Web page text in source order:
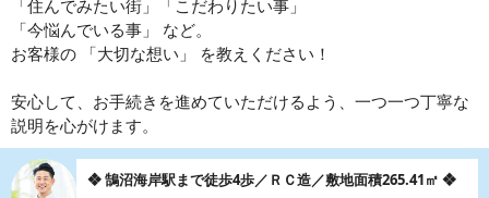
「住んでみたい街」「こだわりたい事」
「今悩んでいる事」 など。
お客様の 「大切な想い」 を教えください！
安心して、お手続きを進めていただけるよう、一つ一つ丁寧な
説明を心がけます。
❖ 鵠沼海岸駅まで徒歩4歩／ＲＣ造／敷地面積265.41㎡ ❖